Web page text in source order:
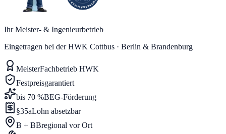
Ihr Meister- & Ingenieurbetrieb
Eingetragen bei der HWK Cottbus · Berlin & Brandenburg
MeisterFachbetrieb HWK
Festpreisgarantiert
bis 70 %BEG-Förderung
§35aLohn absetzbar
B + BBregional vor Ort